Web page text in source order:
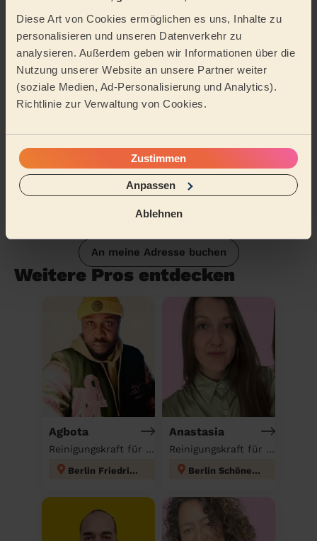
Diese Art von Cookies ermöglichen es uns, Inhalte zu
personalisieren und unseren Datenverkehr zu
analysieren. Außerdem geben wir Informationen über die
Nutzung unserer Website an unsere Partner weiter
(soziale Medien, Ad-Personalisierung und Analytics).
Richtlinie zur Verwaltung von Cookies.
Zustimmen
Anpassen
Ablehnen
Tätigkeitsbereich
An meine Adresse buchen
Weitere Pros entdecken
Agbota
Reinigungskraft für deinen Haushalt
Berlin Friedrichshain
Anastasia
Reinigungskraft für deinen Haushalt
Berlin Schöneberg